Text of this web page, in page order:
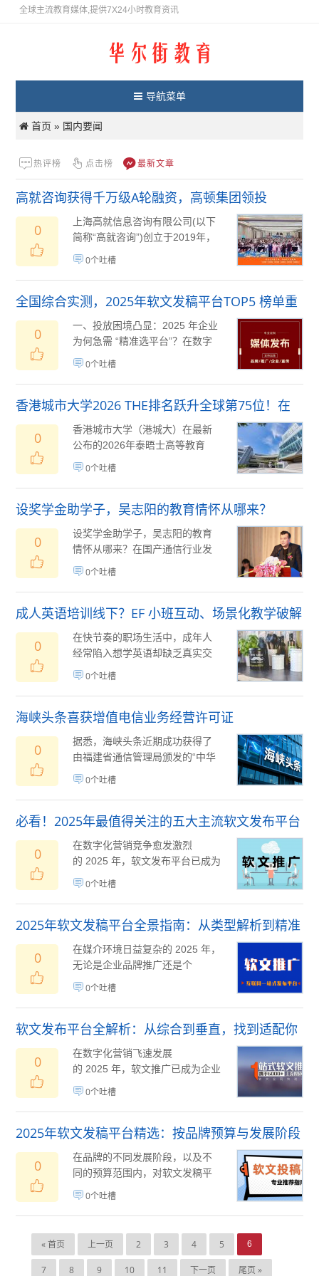
全球主流教育媒体,提供7X24小时教育资讯
导航菜单
首页 » 国内要闻
热评榜 点击榜 最新文章
高就咨询获得千万级A轮融资，高顿集团领投
上海高就信息咨询有限公司(以下
简称“高就咨询”)创立于2019年，
是国内首家以高考志愿填报为起
0个吐槽
0
全国综合实测，2025年软文发稿平台TOP5 榜单重
磅发布
一、投放困境凸显：2025 年企业
为何急需 “精准选平台”？在数字
化营销精细化发...
0个吐槽
0
香港城市大学2026 THE排名跃升全球第75位！在
115国2191所大学中脱颖而出
香港城市大学（港城大）在最新
公布的2026年泰晤士高等教育
（TimesHigherEducati...
0个吐槽
0
设奖学金助学子，吴志阳的教育情怀从哪来？
设奖学金助学子，吴志阳的教育
情怀从哪来？在国产通信行业发
展历程中，吴志阳的名字始终与
0个吐槽
0
成人英语培训线下？EF 小班互动、场景化教学破解
学习难题​
在快节奏的职场生活中，成年人
经常陷入想学英语却缺乏真实交
流环境的困境。那么，成人英语
0个吐槽
0
海峡头条喜获增值电信业务经营许可证
据悉，海峡头条近期成功获得了
由福建省通信管理局颁发的“中华
人民共和国增值电信业务经营许
0个吐槽
0
必看！2025年最值得关注的五大主流软文发布平台
排名
在数字化营销竞争愈发激烈
的 2025 年，软文发布平台已成为
品牌传播不可或缺的重...
0个吐槽
0
2025年软文发稿平台全景指南：从类型解析到精准
投放，解锁高效传播密码
在媒介环境日益复杂的 2025 年，
无论是企业品牌推广还是个
人 IP&...
(
0个吐槽
0
软文发布平台全解析：从综合到垂直，找到适配你
的传播利器在数字化营销飞速发展
的 2025 年，软文推广已成为企业
提升品牌影响力、获取客户...
0个吐槽
0
2025年软文发稿平台精选：按品牌预算与发展阶段
适配指南
在品牌的不同发展阶段，以及不
同的预算范围内，对软文发稿平
台的需求往往大相径庭。有的品
0个吐槽
0
« 首页 上一页 2 3 4 5 6
7 8 9 10 11 下一页 尾页 »